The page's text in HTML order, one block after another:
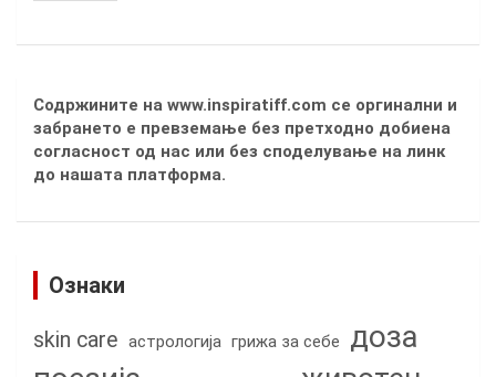
Содржините на www.inspiratiff.com се оргинални и
забрането е превземање без претходно добиена
согласност од нас или без споделување на линк
до нашата платформа.
Ознаки
skin care астрологија грижа за себе
доза